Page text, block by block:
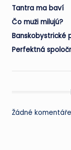
Tantra ma baví
Čo muži milujú?
Banskobystrické
Perfektná
Žádné